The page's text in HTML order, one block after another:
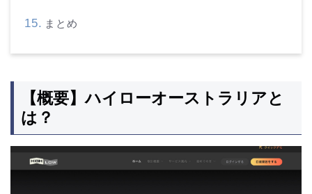
まとめ
【概要】ハイローオーストラリアと
は？